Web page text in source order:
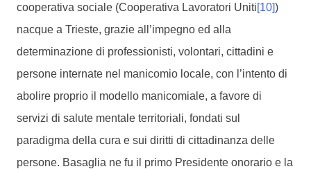
cooperativa sociale (Cooperativa Lavoratori Uniti[10])
nacque a Trieste, grazie all’impegno ed alla
determinazione di professionisti, volontari, cittadini e
persone internate nel manicomio locale, con l’intento di
abolire proprio il modello manicomiale, a favore di
servizi di salute mentale territoriali, fondati sul
paradigma della cura e sui diritti di cittadinanza delle
persone. Basaglia ne fu il primo Presidente onorario e la